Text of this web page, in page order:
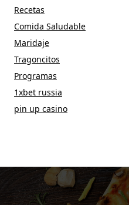
Recetas
Comida Saludable
Maridaje
Tragoncitos
Programas
1xbet russia
pin up casino